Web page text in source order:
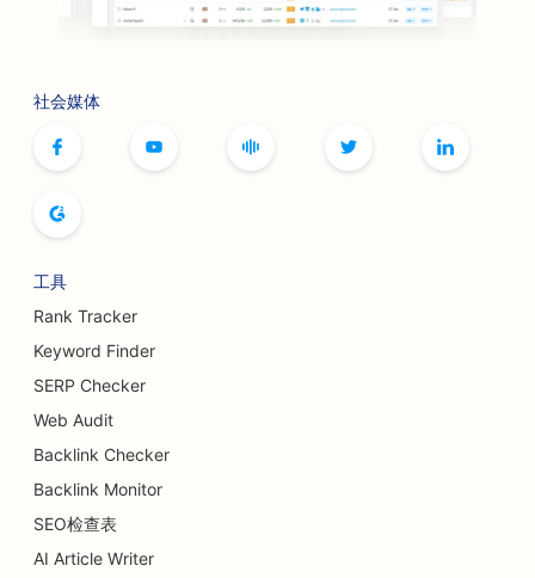
烧烤店搜索引擎优化
保龄球馆的搜索引擎优化
面包店搜索引擎优化
啤酒厂的搜索引擎优化
汉堡车的搜索引擎优化
烧伤外科医生的搜索引擎优化
为汽车经销商提供搜索引擎优化
社会媒体
工具
Rank Tracker
Keyword Finder
SERP Checker
Web Audit
Backlink Checker
Backlink Monitor
SEO检查表
AI Article Writer